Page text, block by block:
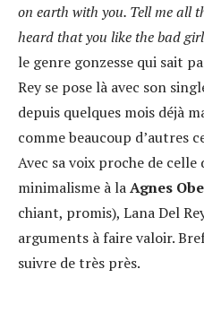
on earth with you. Tell me all
heard that you like the bad
le genre gonzesse qui sait
Rey se pose là avec son
depuis quelques mois déjà
comme beaucoup d’autres
Avec sa voix proche de celle
minimalisme à laAgnes
chiant, promis), Lana Del
arguments à faire valoir.
suivre de très près.